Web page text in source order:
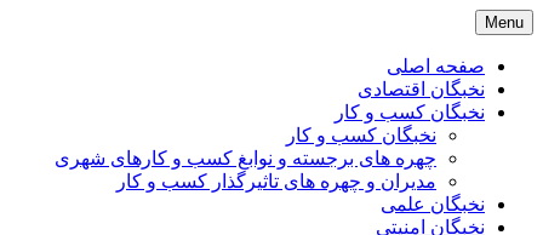
Skip
to
content
Menu
صفحه اصلی
نخبگان اقتصادی
نخبگان کسب و کار
نخبگان کسب و کار
چهره های برجسته و نوابغ کسب و کارهای شهری
مدیران و چهره های تاثیرگذار کسب و کار
نخبگان علمی
نخبگان امنیتی